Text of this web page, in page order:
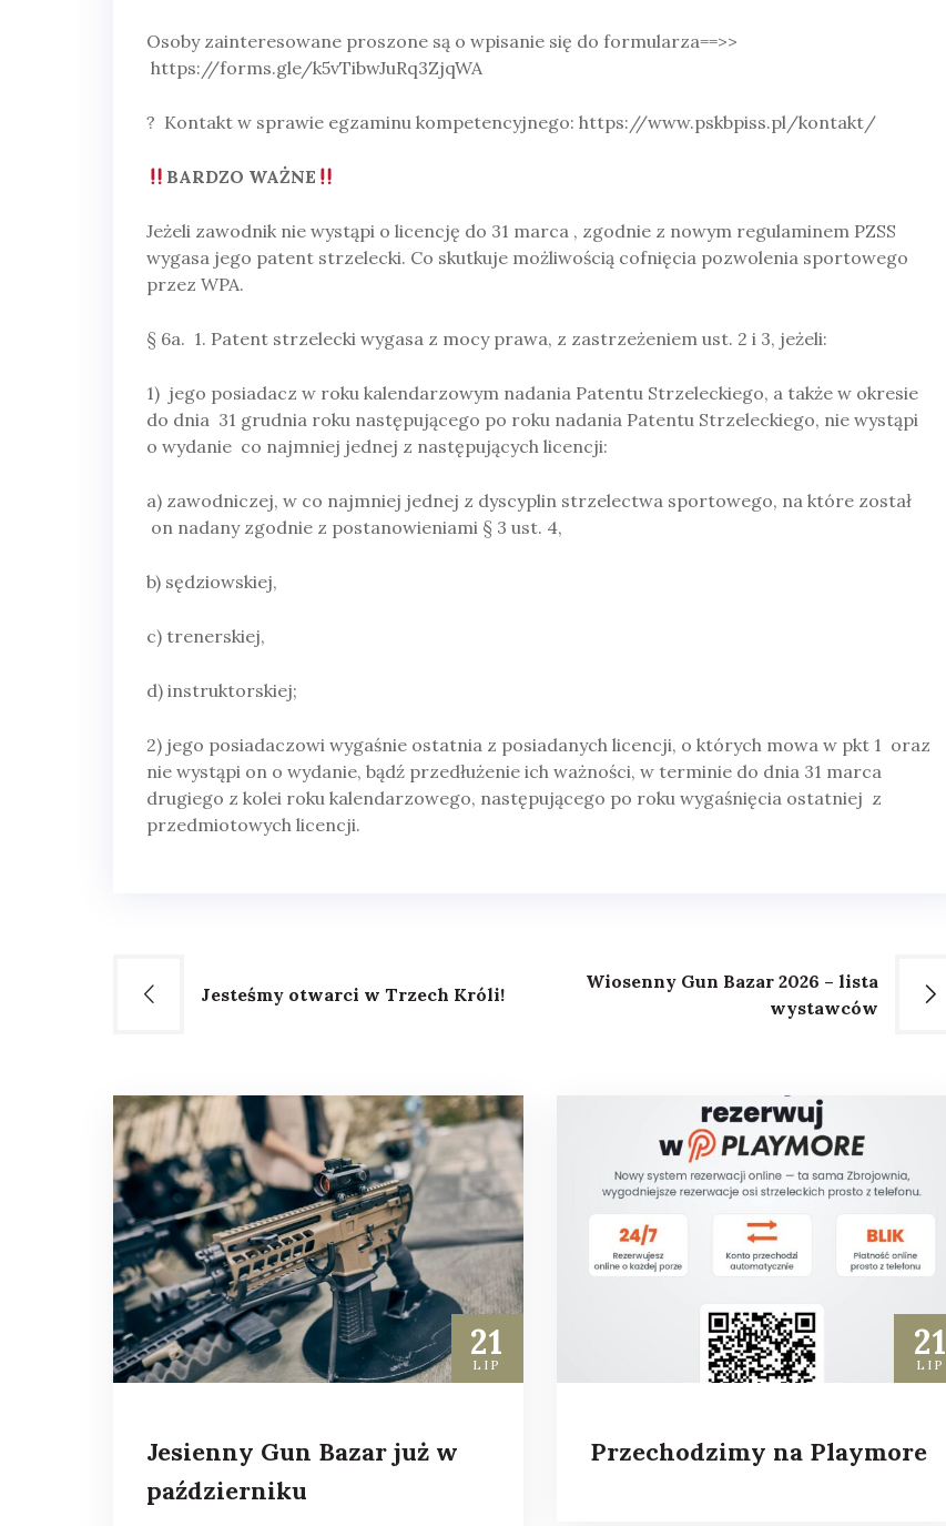
Osoby zainteresowane proszone są o wpisanie się do formularza==>>
https://forms.gle/k5vTibwJuRq3ZjqWA
? Kontakt w sprawie egzaminu kompetencyjnego: https://www.pskbpiss.pl/kontakt/
BARDZO WAŻNE
Jeżeli zawodnik nie wystąpi o licencję do 31 marca , zgodnie z nowym regulaminem PZSS
wygasa jego patent strzelecki. Co skutkuje możliwością cofnięcia pozwolenia sportowego
przez WPA.
§ 6a. 1. Patent strzelecki wygasa z mocy prawa, z zastrzeżeniem ust. 2 i 3, jeżeli:
1) jego posiadacz w roku kalendarzowym nadania Patentu Strzeleckiego, a także w okresie
do dnia 31 grudnia roku następującego po roku nadania Patentu Strzeleckiego, nie wystąpi
o wydanie co najmniej jednej z następujących licencji:
a) zawodniczej, w co najmniej jednej z dyscyplin strzelectwa sportowego, na które został
on nadany zgodnie z postanowieniami § 3 ust. 4,
b) sędziowskiej,
c) trenerskiej,
d) instruktorskiej;
2) jego posiadaczowi wygaśnie ostatnia z posiadanych licencji, o których mowa w pkt 1 oraz
nie wystąpi on o wydanie, bądź przedłużenie ich ważności, w terminie do dnia 31 marca
drugiego z kolei roku kalendarzowego, następującego po roku wygaśnięcia ostatniej z
przedmiotowych licencji.
Nawigacja
Jesteśmy otwarci w Trzech Króli!
Wiosenny Gun Bazar 2026 – lista
wystawców
21
LIP
Jesienny Gun Bazar już w
październiku
21
LIP
Przechodzimy na Playmore